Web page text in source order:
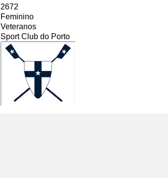
2672
Feminino
Veteranos
Sport Club do Porto